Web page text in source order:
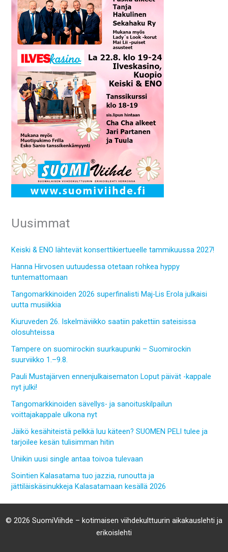
Uusimmat
Keiski & ENO lähtevät konserttikiertueelle tammikuussa 2027!
Hanna Hirvosen uutuudessa otetaan rohkea hyppy
tuntemattomaan
Tangomarkkinoiden 2026 superfinalisti Maj-Lis Erola julkaisi
uutta musiikkia
Kiuruveden 26. Iskelmäviikko saatiin pakettiin sateisissa
olosuhteissa
Tampere on suomirockin suurkaupunki – Suomirockin
suurviikko 1.–9.8.
Pauli Mustajärven ennenjulkaisematon Loput päivät -kappale
nyt julki!
Tangomarkkinoiden sävellys- ja sanoituskilpailun
voittajakappale ulkona nyt
Jäikö kesähiteistä pelkkä luu käteen? SUOMEN PELI tulee ja
tarjoilee kesän tulisimman hitin
Uniikin uusi single antaa toivoa tulevaan
Sointien Kalasatama tuo jazzia, runoutta ja
jättiläiskäsinukkeja Kalasatamaan kesällä 2026
© 2026 SuomiViihde – kotimaisen viihdekulttuurin aikakauslehti ja
erikoislehti